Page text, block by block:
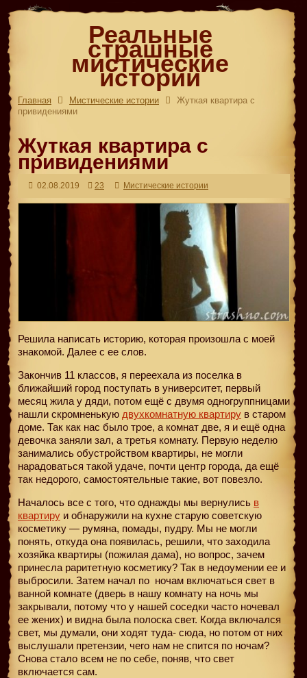
Реальные
страшные
мистические
истории
Главная Мистические истории
Жуткая квартира с
привидениями
Жуткая квартира с
привидениями
02.08.2019 23 Мистические истории
Решила написать историю, которая произошла с моей
знакомой. Далее с ее слов.
Закончив 11 классов, я переехала из поселка в
ближайший город поступать в университет, первый
месяц жила у дяди, потом ещё с двумя одногруппницами
нашли скромненькую двухкомнатную квартиру в старом
доме. Так как нас было трое, а комнат две, я и ещё одна
девочка заняли зал, а третья комнату. Первую неделю
занимались обустройством квартиры, не могли
нарадоваться такой удаче, почти центр города, да ещё
так недорого, самостоятельные такие, вот повезло.
Началось все с того, что однажды мы вернулись в
квартиру и обнаружили на кухне старую советскую
косметику — румяна, помады, пудру. Мы не могли
понять, откуда она появилась, решили, что заходила
хозяйка квартиры (пожилая дама), но вопрос, зачем
принесла раритетную косметику? Так в недоумении ее и
выбросили. Затем начал по ночам включаться свет в
ванной комнате (дверь в нашу комнату на ночь мы
закрывали, потому что у нашей соседки часто ночевал
ее жених) и видна была полоска свет. Когда включался
свет, мы думали, они ходят туда- сюда, но потом от них
выслушали претензии, чего нам не спится по ночам?
Снова стало всем не по себе, поняв, что свет
включается сам.